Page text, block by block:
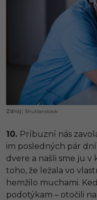
Shutterstock
10. Príbuzní nás
im posledných pár
dvere a našli sme ju
toho, že ležala vo
hemžilo muchami.
podotýkam – otočili